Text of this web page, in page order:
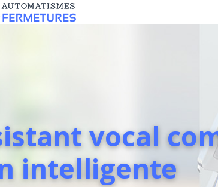
vocal
intelligente